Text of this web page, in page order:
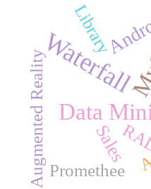
Waterfall
Data
Sales
Augmented Reality
Library
Promethee